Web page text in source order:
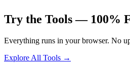
Try the Tools — 100%
Everything runs in your browser. No
Explore All Tools →